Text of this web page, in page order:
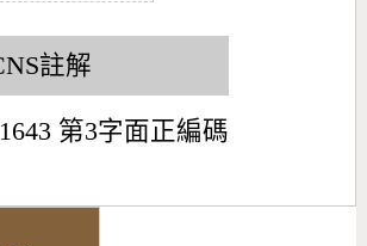
註解
第3字面正編碼